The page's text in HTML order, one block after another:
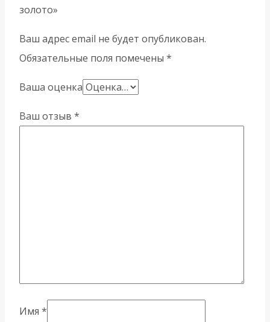
золото»
Ваш адрес email не будет опубликован.
Обязательные поля помечены *
Ваша оценка
Ваш отзыв *
Имя *